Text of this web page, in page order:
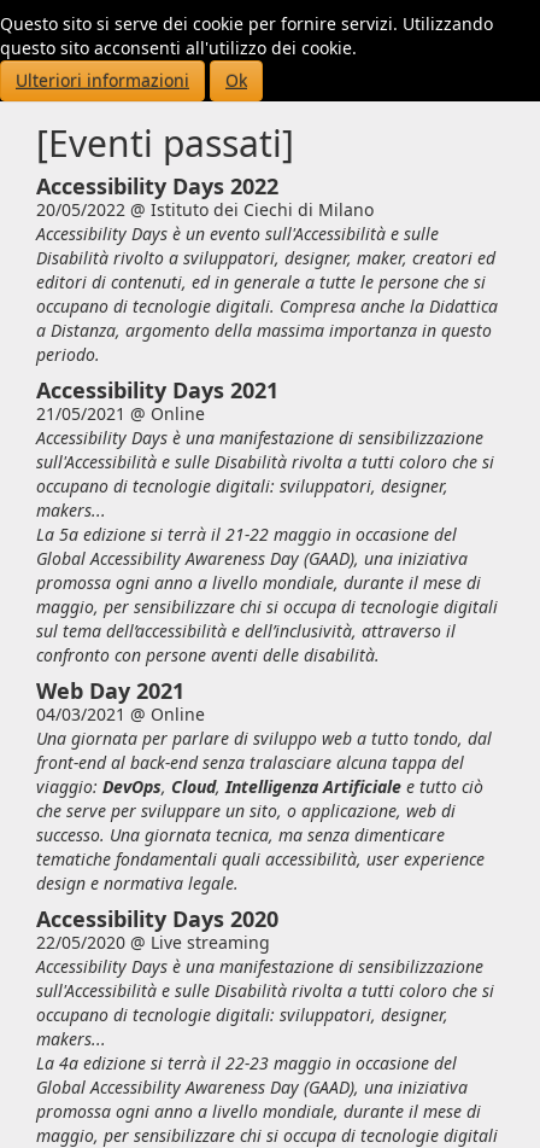
Questo sito si serve dei cookie per fornire servizi. Utilizzando
questo sito acconsenti all'utilizzo dei cookie.
Ulteriori informazioni
Ok
[Eventi passati]
Accessibility Days 2022
20/05/2022 @ Istituto dei Ciechi di Milano
Accessibility Days è un evento sull'Accessibilità e sulle
Disabilità rivolto a sviluppatori, designer, maker, creatori ed
editori di contenuti, ed in generale a tutte le persone che si
occupano di tecnologie digitali. Compresa anche la Didattica
a Distanza, argomento della massima importanza in questo
periodo.
Accessibility Days 2021
21/05/2021 @ Online
Accessibility Days è una manifestazione di sensibilizzazione
sull'Accessibilità e sulle Disabilità rivolta a tutti coloro che si
occupano di tecnologie digitali: sviluppatori, designer,
makers...
La 5a edizione si terrà il 21-22 maggio in occasione del
Global Accessibility Awareness Day (GAAD), una iniziativa
promossa ogni anno a livello mondiale, durante il mese di
maggio, per sensibilizzare chi si occupa di tecnologie digitali
sul tema dell’accessibilità e dell’inclusività, attraverso il
confronto con persone aventi delle disabilità.
Web Day 2021
04/03/2021 @ Online
Una giornata per parlare di sviluppo web a tutto tondo, dal
front-end al back-end senza tralasciare alcuna tappa del
viaggio: DevOps, Cloud,Intelligenza Artificiale e tutto ciò
che serve per sviluppare un sito, o applicazione, web di
successo. Una giornata tecnica, ma senza dimenticare
tematiche fondamentali quali accessibilità, user experience
design e normativa legale.
Accessibility Days 2020
22/05/2020 @ Live streaming
Accessibility Days è una manifestazione di sensibilizzazione
sull'Accessibilità e sulle Disabilità rivolta a tutti coloro che si
occupano di tecnologie digitali: sviluppatori, designer,
makers...
La 4a edizione si terrà il 22-23 maggio in occasione del
Global Accessibility Awareness Day (GAAD), una iniziativa
promossa ogni anno a livello mondiale, durante il mese di
maggio, per sensibilizzare chi si occupa di tecnologie digitali